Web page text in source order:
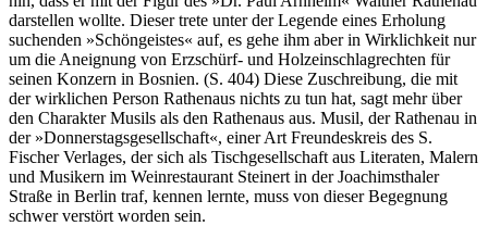
darstellen wollte. Dieser trete unter der Legende eines Erholung
suchenden »Schöngeistes« auf, es gehe ihm aber in Wirklichkeit nur
um die Aneignung von Erzschürf- und Holzeinschlagrechten für
seinen Konzern in Bosnien. (S. 404) Diese Zuschreibung, die mit
der wirklichen Person Rathenaus nichts zu tun hat, sagt mehr über
den Charakter Musils als den Rathenaus aus. Musil, der Rathenau in
der »Donnerstagsgesellschaft«, einer Art Freundeskreis des S.
Fischer Verlages, der sich als Tischgesellschaft aus Literaten, Malern
und Musikern im Weinrestaurant Steinert in der Joachimsthaler
Straße in Berlin traf, kennen lernte, muss von dieser Begegnung
schwer verstört worden sein.